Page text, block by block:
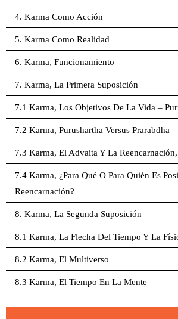
4. Karma Como Acción
5. Karma Como Realidad
6. Karma, Funcionamiento
7. Karma, La Primera Suposición
7.1 Karma, Los Objetivos De La Vida –
7.2 Karma, Purushartha Versus Prarabdha
7.3 Karma, El Advaita Y La
7.4 Karma, ¿Para Qué O Para Quién Es
Reencarnación?
8. Karma, La Segunda Suposición
8.1 Karma, La Flecha Del Tiempo Y La
8.2 Karma, El Multiverso
8.3 Karma, El Tiempo En La Mente